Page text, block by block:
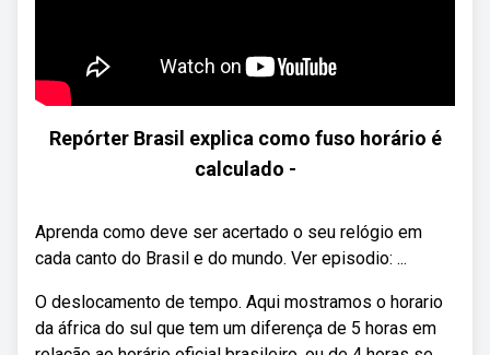
Repórter Brasil explica como fuso horário é
calculado -
Aprenda como deve ser acertado o seu relógio em
cada canto do Brasil e do mundo. Ver episodio: ...
O deslocamento de tempo. Aqui mostramos o horario
da áfrica do sul que tem um diferença de 5 horas em